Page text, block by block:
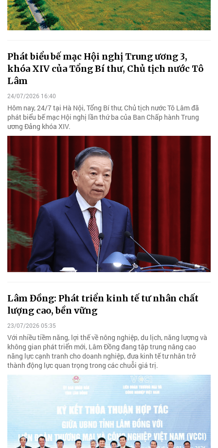
Phát biểu bế mạc Hội nghị Trung ương 3,
khóa XIV của Tổng Bí thư, Chủ tịch nước Tô
Lâm
24/07/2026 16:40
Hôm nay, 24/7 tại Hà Nội, Tổng Bí thư, Chủ tịch nước Tô Lâm đã
phát biểu bế mạc Hội nghị lần thứ ba của Ban Chấp hành Trung
ương Đảng khóa XIV.
Lâm Đồng: Phát triển kinh tế tư nhân chất
lượng cao, bền vững
23/07/2026 05:35
Với nhiều tiềm năng, lợi thế về nông nghiệp, du lịch, năng lượng và
không gian phát triển mới, Lâm Đồng đang tập trung nâng cao
năng lực cạnh tranh cho doanh nghiệp, đưa kinh tế tư nhân trở
thành động lực quan trọng trong các chuỗi giá trị.